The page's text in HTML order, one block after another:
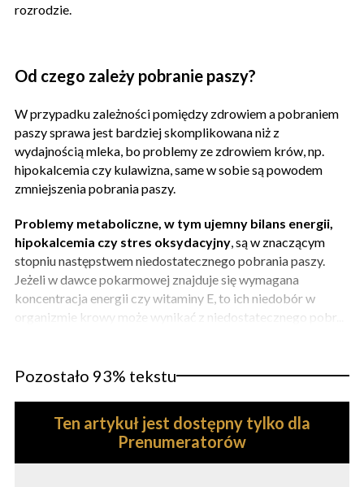
rozrodzie.
Od czego zależy pobranie paszy?
W przypadku zależności pomiędzy zdrowiem a pobraniem
paszy sprawa jest bardziej skomplikowana niż z
wydajnością mleka, bo problemy ze zdrowiem krów, np.
hipokalcemia czy kulawizna, same w sobie są powodem
zmniejszenia pobrania paszy.
Problemy metaboliczne, w tym ujemny bilans energii,
hipokalcemia czy stres oksydacyjny , są w znaczącym
stopniu następstwem niedostatecznego pobrania paszy.
Jeżeli w dawce pokarmowej znajduje się wymagana
koncentracja energii czy witaminy E, to ich niedobór w
organizmie krowy może wynikać z niedostatecznego pobr...
Pozostało 93% tekstu
Ten artykuł jest dostępny tylko dla
Prenumeratorów